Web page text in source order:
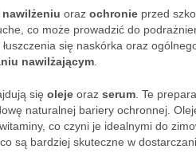
nawilżeniu oraz ochronie przed
co może prowadzić do
się naskórka oraz
nawilżającym
się oleje oraz serum . Te
naturalnej bariery ochronnej.
co czyni je idealnymi do
co są bardziej skuteczne w